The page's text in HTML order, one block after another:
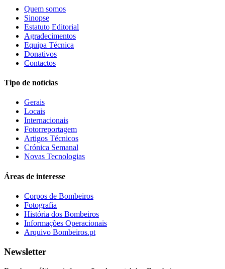
Quem somos
Sinopse
Estatuto Editorial
Agradecimentos
Equipa Técnica
Donativos
Contactos
Tipo de notícias
Gerais
Locais
Internacionais
Fotorreportagem
Artigos Técnicos
Crónica Semanal
Novas Tecnologias
Áreas de interesse
Corpos de Bombeiros
Fotografia
História dos Bombeiros
Informações Operacionais
Arquivo Bombeiros.pt
Newsletter